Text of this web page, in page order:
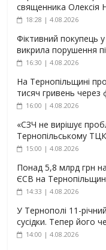
священника Олексія
18:28 | 4.08.2026
Фіктивний покупець
викрила порушення
16:30 | 4.08.2026
На Тернопільщині
тисяч гривень через
16:00 | 4.08.2026
«СЗЧ не вирішує
Тернопільському
15:00 | 4.08.2026
Понад 5,8 млрд грн на
ЄСВ на
14:33 | 4.08.2026
У Тернополі 11-
сусідки. Тепер його
14:00 | 4.08.2026